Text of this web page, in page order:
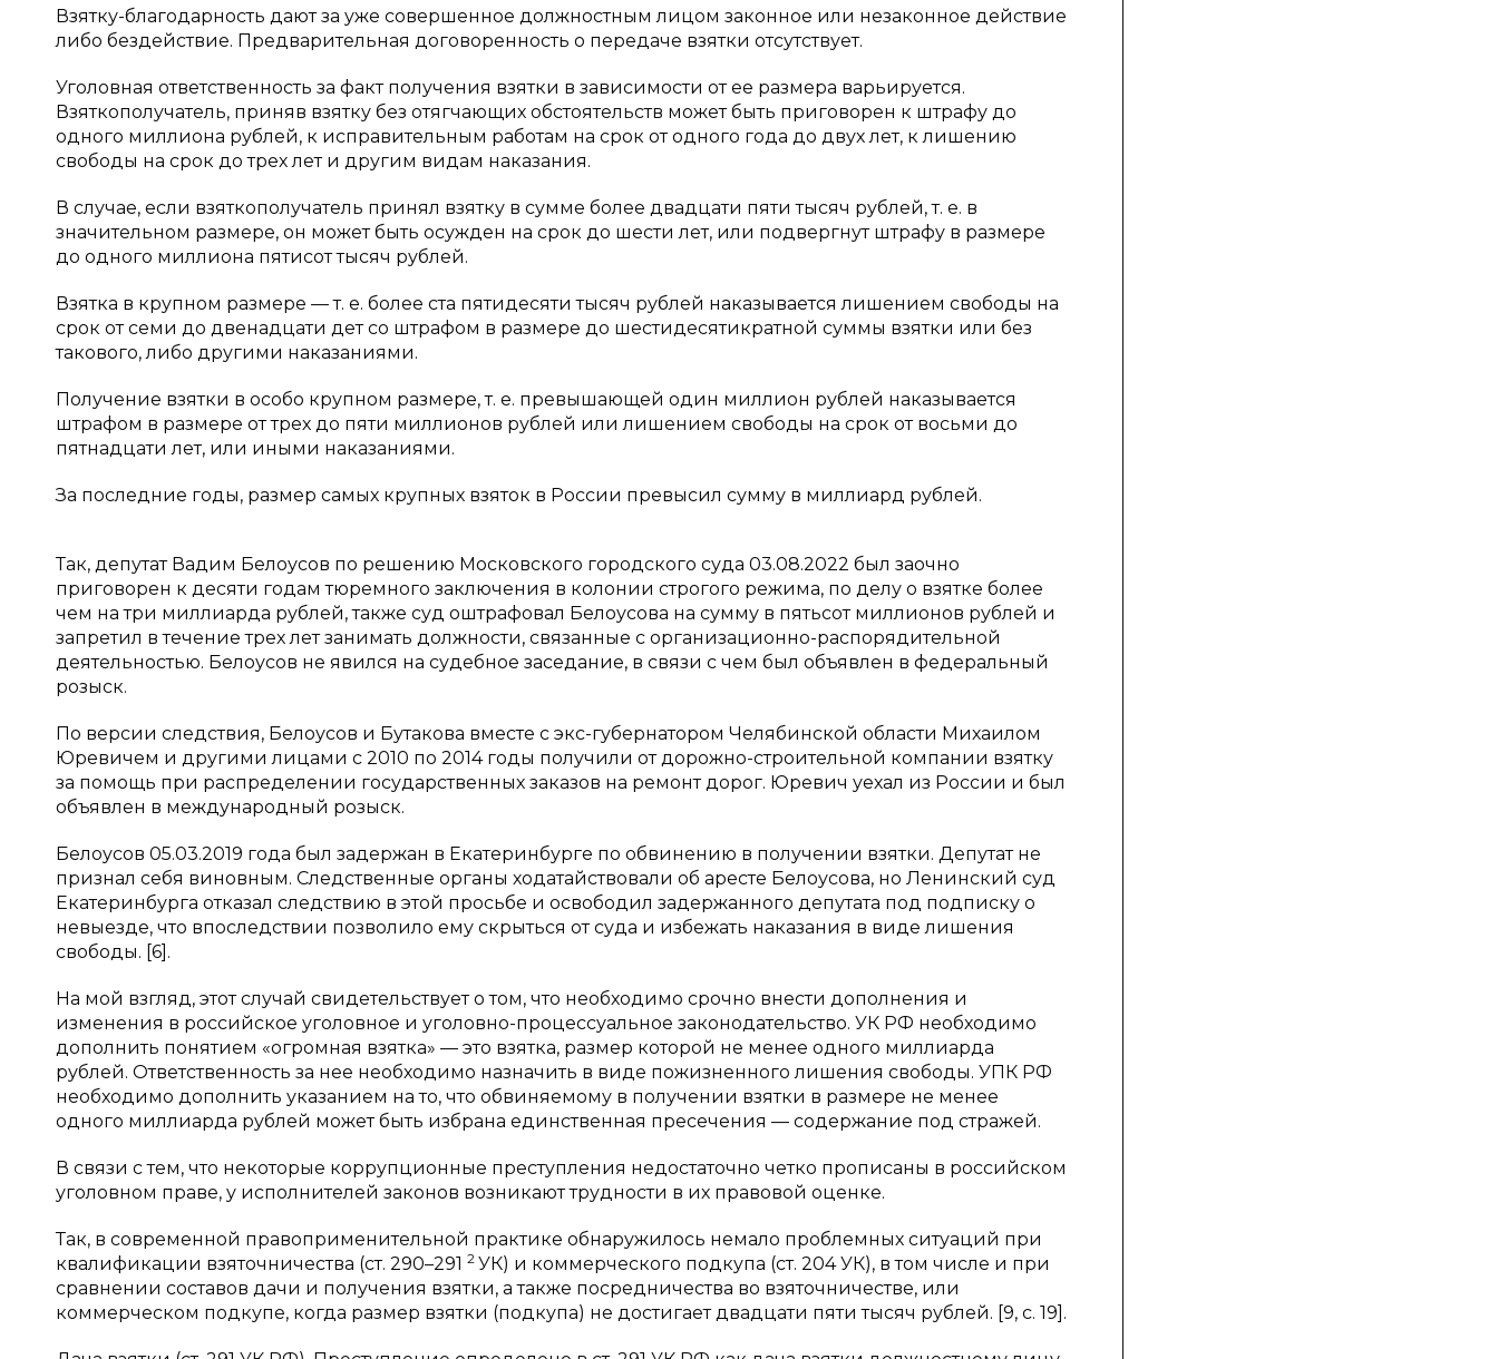
Взятку-благодарность дают за уже совершенное должностным лицом законное или незаконное действие
либо бездействие. Предварительная договоренность о передаче взятки отсутствует.
Уголовная ответственность за факт получения взятки в зависимости от ее размера варьируется.
Взяткополучатель, приняв взятку без отягчающих обстоятельств может быть приговорен к штрафу до
одного миллиона рублей, к исправительным работам на срок от одного года до двух лет, к лишению
свободы на срок до трех лет и другим видам наказания.
В случае, если взяткополучатель принял взятку в сумме более двадцати пяти тысяч рублей, т. е. в
значительном размере, он может быть осужден на срок до шести лет, или подвергнут штрафу в размере
до одного миллиона пятисот тысяч рублей.
Взятка в крупном размере — т. е. более ста пятидесяти тысяч рублей наказывается лишением свободы на
срок от семи до двенадцати дет со штрафом в размере до шестидесятикратной суммы взятки или без
такового, либо другими наказаниями.
Получение взятки в особо крупном размере, т. е. превышающей один миллион рублей наказывается
штрафом в размере от трех до пяти миллионов рублей или лишением свободы на срок от восьми до
пятнадцати лет, или иными наказаниями.
За последние годы, размер самых крупных взяток в России превысил сумму в миллиард рублей.
Так, депутат Вадим Белоусов по решению Московского городского суда 03.08.2022 был заочно
приговорен к десяти годам тюремного заключения в колонии строгого режима, по делу о взятке более
чем на три миллиарда рублей, также суд оштрафовал Белоусова на сумму в пятьсот миллионов рублей и
запретил в течение трех лет занимать должности, связанные с организационно-распорядительной
деятельностью. Белоусов не явился на судебное заседание, в связи с чем был объявлен в федеральный
розыск.
По версии следствия, Белоусов и Бутакова вместе с экс-губернатором Челябинской области Михаилом
Юревичем и другими лицами с 2010 по 2014 годы получили от дорожно-строительной компании взятку
за помощь при распределении государственных заказов на ремонт дорог. Юревич уехал из России и был
объявлен в международный розыск.
Белоусов 05.03.2019 года был задержан в Екатеринбурге по обвинению в получении взятки. Депутат не
признал себя виновным. Следственные органы ходатайствовали об аресте Белоусова, но Ленинский суд
Екатеринбурга отказал следствию в этой просьбе и освободил задержанного депутата под подписку о
невыезде, что впоследствии позволило ему скрыться от суда и избежать наказания в виде лишения
свободы. [6].
На мой взгляд, этот случай свидетельствует о том, что необходимо срочно внести дополнения и
изменения в российское уголовное и уголовно-процессуальное законодательство. УК РФ необходимо
дополнить понятием «огромная взятка» — это взятка, размер которой не менее одного миллиарда
рублей. Ответственность за нее необходимо назначить в виде пожизненного лишения свободы. УПК РФ
необходимо дополнить указанием на то, что обвиняемому в получении взятки в размере не менее
одного миллиарда рублей может быть избрана единственная пресечения — содержание под стражей.
В связи с тем, что некоторые коррупционные преступления недостаточно четко прописаны в российском
уголовном праве, у исполнителей законов возникают трудности в их правовой оценке.
Так, в современной правоприменительной практике обнаружилось немало проблемных ситуаций при
квалификации взяточничества (ст. 290–291 2 УК) и коммерческого подкупа (ст. 204 УК), в том числе и при
сравнении составов дачи и получения взятки, а также посредничества во взяточничестве, или
коммерческом подкупе, когда размер взятки (подкупа) не достигает двадцати пяти тысяч рублей. [9, с. 19].